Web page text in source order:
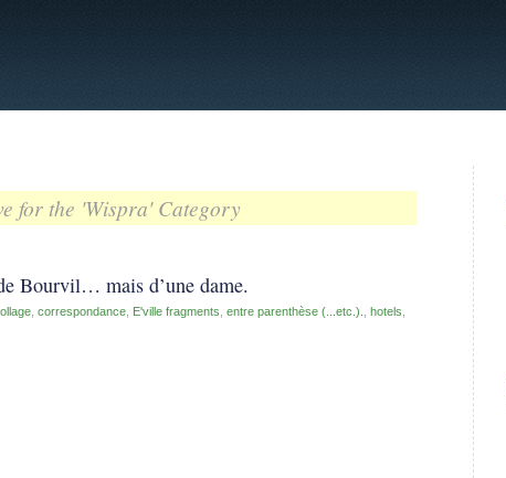
for the 'Wispra' Category
Bourvil… mais d’une dame.
correspondance E'ville fragments entre parenthèse (...etc.). hotels